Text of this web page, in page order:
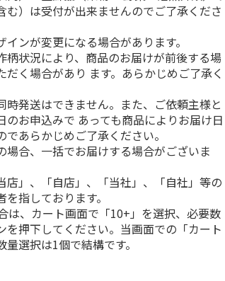
む）は受付が出来ませんのでご了承くださ
ンが変更になる場合があります。
状況により、商品のお届けが前後する場
く場合があり ます。あらかじめご了承く
発送はできません。また、ご依頼主様と
お申込みで あっても商品によりお届け日
あらかじめご了承ください。
合、一括でお届けする場合がございま
」、「自店」、「当社」、「自社」等の
指しております。
は、カート画面で「10+」を選択、必要数
を押下してください。当画面での「カート
選択は1個で結構です。